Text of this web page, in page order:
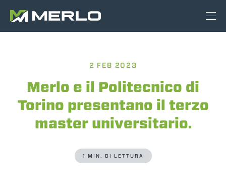
2 FEB 2023
Merlo e il Politecnico di
Torino presentano il terzo
master universitario.
1 MIN. DI LETTURA